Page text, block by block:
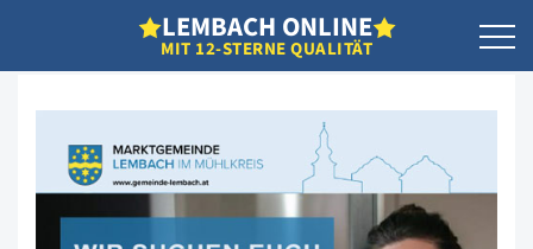
LEMBACH ONLINE
MIT 12-STERNE QUALITÄT